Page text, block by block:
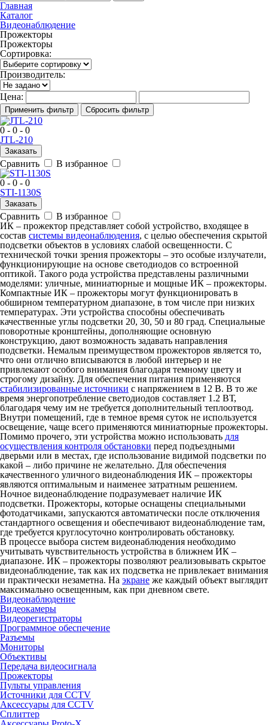
Главная
Каталог
Видеонаблюдение
Прожекторы
Прожекторы
Сортировка:
Производитель:
Цена:
Применить фильтр Сбросить фильтр
0 - 0 - 0
JTL-210
Заказать
Сравнить
В избранное
0 - 0 - 0
STI-1130S
Заказать
Сравнить
В избранное
ИК – прожектор представляет собой устройство, входящее в
состав системы видеонаблюдения, с целью обеспечения скрытой
подсветки объектов в условиях слабой освещенности. С
технической точки зрения прожекторы – это особые излучатели,
функционирующие на основе светодиодов со встроенной
оптикой. Такого рода устройства представлены различными
моделями: уличные, миниатюрные и мощные ИК – прожекторы.
Компактные ИК – прожекторы могут функционировать в
обширном температурном диапазоне, в том числе при низких
температурах. Эти устройства способны обеспечивать
качественные углы подсветки 20, 30, 50 и 80 град. Специальные
поворотные кронштейны, дополняющие основную
конструкцию, дают возможность задавать направления
подсветки. Немалым преимуществом прожекторов является то,
что они отлично вписываются в любой интерьер и не
привлекают особого внимания благодаря темному цвету и
строгому дизайну. Для обеспечения питания применяются
стабилизированные источники с напряжением в 12 В. В то же
время энергопотребление светодиодов составляет 1.2 ВТ,
благодаря чему им не требуется дополнительный теплоотвод.
Внутри помещений, где в темное время суток не используется
освещение, чаще всего применяются миниатюрные прожекторы.
Помимо прочего, эти устройства можно использовать для
осуществления контроля обстановки перед подъездными
дверьми или в местах, где использование видимой подсветки по
какой – либо причине не желательно. Для обеспечения
качественного уличного видеонаблюдения ИК – прожекторы
являются оптимальным и наименее затратным решением.
Ночное видеонаблюдение подразумевает наличие ИК
подсветки. Прожекторы, которые оснащены специальными
фотодатчиками, запускаются автоматически после отключения
стандартного освещения и обеспечивают видеонаблюдение там,
где требуется круглосуточно контролировать обстановку.
В процессе выбора систем видеонаблюдения необходимо
учитывать чувствительность устройства в ближнем ИК –
диапазоне. ИК – прожекторы позволяют реализовывать скрытое
видеонаблюдение, так как их подсветка не привлекает внимания
и практически незаметна. На экране же каждый объект выглядит
максимально освещенным, как при дневном свете.
Видеонаблюдение
Видеокамеры
Видеорегистраторы
Программное обеспечение
Разъемы
Мониторы
Объективы
Передача видеосигнала
Прожекторы
Пульты управления
Источники для CCTV
Аксессуары для CCTV
Сплиттер